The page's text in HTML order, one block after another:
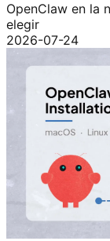
OpenClaw en la
elegir
2026-07-24